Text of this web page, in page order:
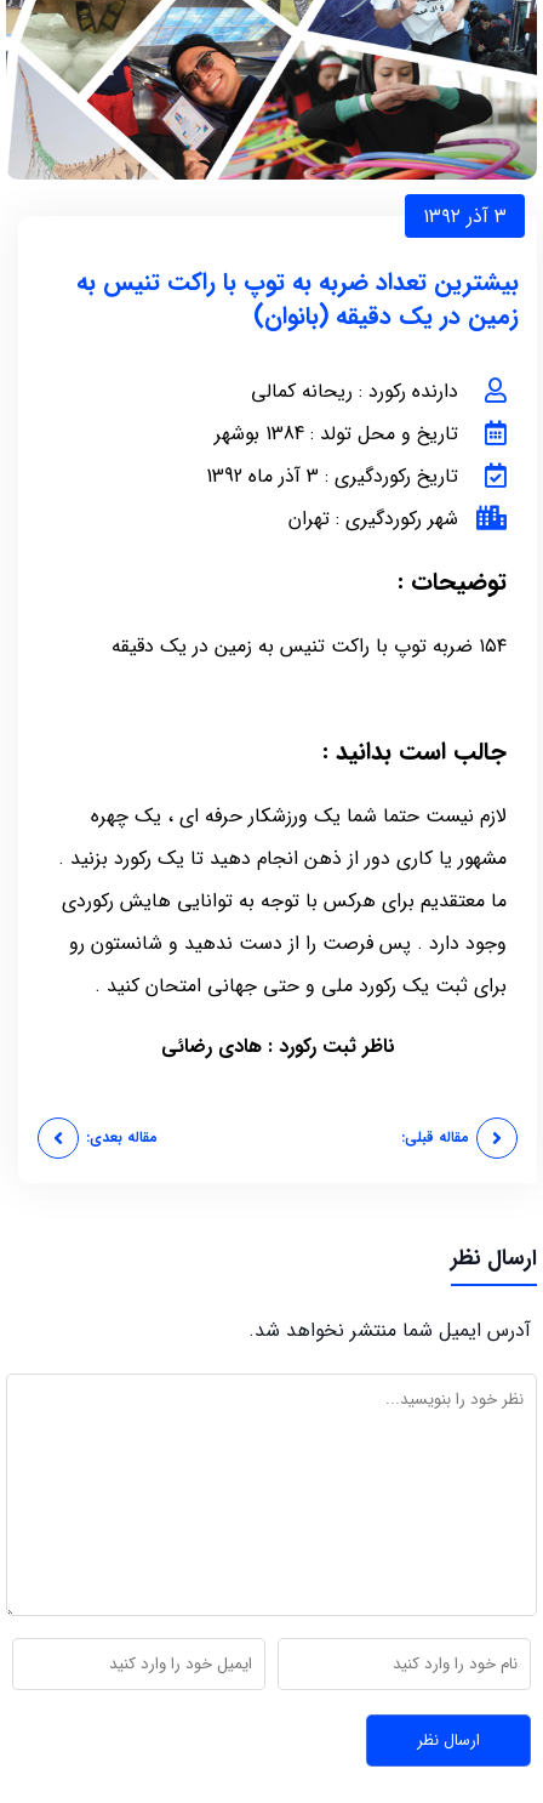
۳ آذر ۱۳۹۲
بیشترین تعداد ضربه به توپ با راکت تنیس به
زمین در یک دقیقه (بانوان)
دارنده رکورد : ریحانه کمالی
تاریخ و محل تولد : 1384 بوشهر
تاریخ رکوردگیری : 3 آذر ماه 1392
شهر رکوردگیری : تهران
توضیحات :
۱۵۴ ضربه توپ با راکت تنیس به زمین در یک دقیقه
جالب است بدانید :
لازم نیست حتما شما یک ورزشکار حرفه ای ، یک چهره
مشهور یا کاری دور از ذهن انجام دهید تا یک رکورد بزنید .
ما معتقدیم برای هرکس با توجه به توانایی هایش رکوردی
وجود دارد . پس فرصت را از دست ندهید و شانستون رو
برای ثبت یک رکورد ملی و حتی جهانی امتحان کنید .
ناظر ثبت رکورد : هادی رضائی
مقاله قبلی: مقاله بعدی:
ارسال نظر
آدرس ایمیل شما منتشر نخواهد شد.